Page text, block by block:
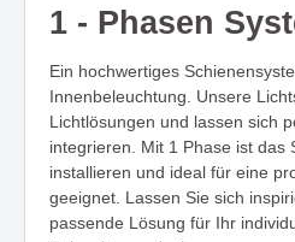
1 - Phasen
Ein hochwertiges
Innenbeleuchtung. Unsere
Lichtlösungen und lassen sich
integrieren. Mit 1 Phase ist das
installieren und ideal für eine
geeignet. Lassen Sie sich
passende Lösung für Ihr